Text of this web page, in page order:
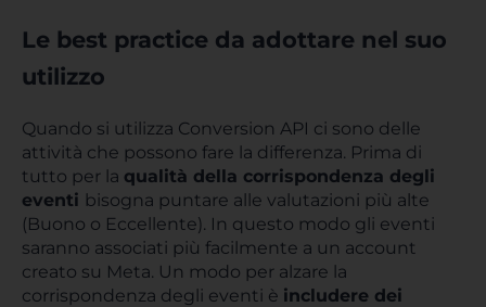
Le best practice da adottare nel suo
utilizzo
Quando si utilizza Conversion API ci sono delle
attività che possono fare la differenza. Prima di
tutto per la qualità della corrispondenza degli
eventi bisogna puntare alle valutazioni più alte
(Buono o Eccellente). In questo modo gli eventi
saranno associati più facilmente a un account
creato su Meta. Un modo per alzare la
corrispondenza degli eventi è includere dei